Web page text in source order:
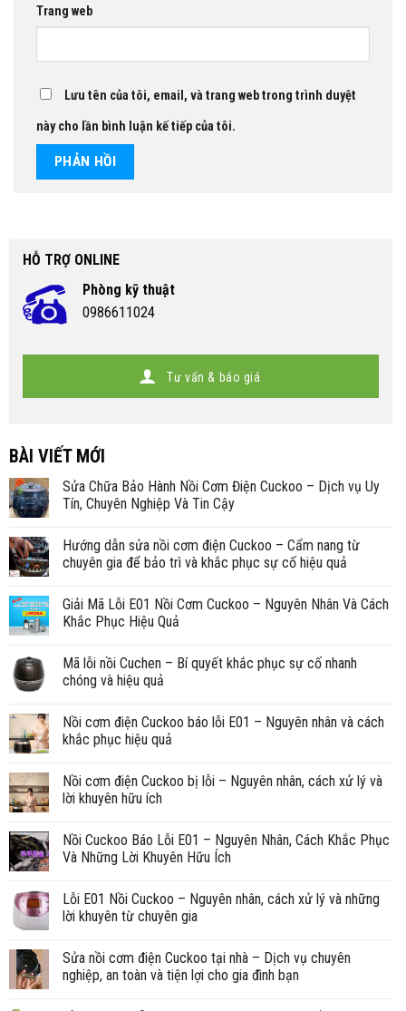
Trang web
Lưu tên của tôi, email, và trang web trong trình duyệt
này cho lần bình luận kế tiếp của tôi.
HỖ TRỢ ONLINE
Phòng kỹ thuật
0986611024
Tư vấn & báo giá
BÀI VIẾT MỚI
Sửa Chữa Bảo Hành Nồi Cơm Điện Cuckoo – Dịch vụ Uy
Tín, Chuyên Nghiệp Và Tin Cậy
Hướng dẫn sửa nồi cơm điện Cuckoo – Cẩm nang từ
chuyên gia để bảo trì và khắc phục sự cố hiệu quả
Giải Mã Lỗi E01 Nồi Cơm Cuckoo – Nguyên Nhân Và Cách
Khắc Phục Hiệu Quả
Mã lỗi nồi Cuchen – Bí quyết khắc phục sự cố nhanh
chóng và hiệu quả
Nồi cơm điện Cuckoo báo lỗi E01 – Nguyên nhân và cách
khắc phục hiệu quả
Nồi cơm điện Cuckoo bị lỗi – Nguyên nhân, cách xử lý và
lời khuyên hữu ích
Nồi Cuckoo Báo Lỗi E01 – Nguyên Nhân, Cách Khắc Phục
Và Những Lời Khuyên Hữu Ích
Lỗi E01 Nồi Cuckoo – Nguyên nhân, cách xử lý và những
lời khuyên từ chuyên gia
Sửa nồi cơm điện Cuckoo tại nhà – Dịch vụ chuyên
nghiệp, an toàn và tiện lợi cho gia đình bạn